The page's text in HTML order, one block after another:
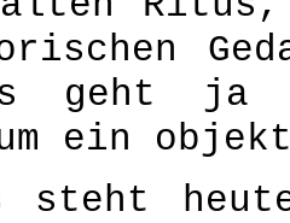
geht ja
ein